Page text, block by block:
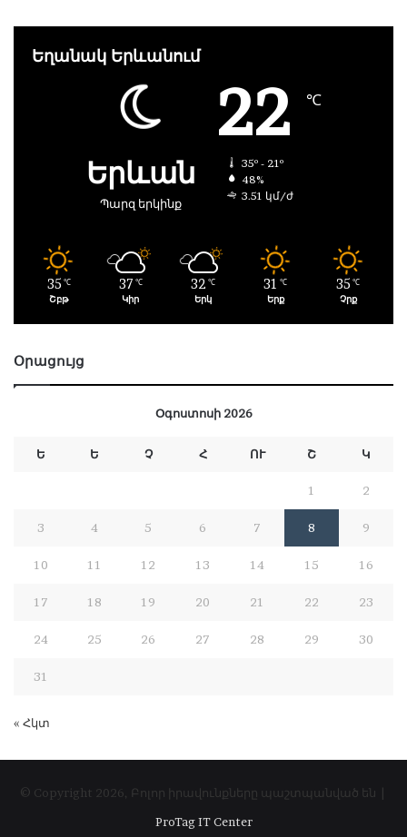
Եղանակ Երևանում
Երևան
Պարզ երկինք
22 ℃
35º - 21º
48%
3.51 կմ/ժ
35 ℃
Շբթ
37 ℃
Կիր
32 ℃
Երկ
31 ℃
Երք
35 ℃
Չրք
Օրացույց
Օգոստոսի 2026
Ե Ե Չ Հ ՈՒ Շ Կ
1 2
3 4 5 6 7 8 9
10 11 12 13 14 15 16
17 18 19 20 21 22 23
24 25 26 27 28 29 30
31
« Հկտ
© Copyright 2026, Բոլոր իրավունքները պաշտպանված են |
ProTag IT Center